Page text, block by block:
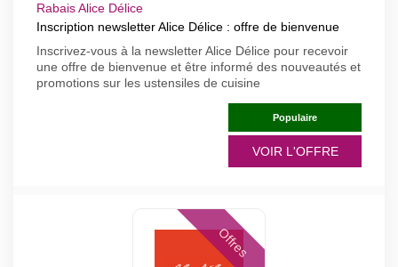
Rabais Alice Délice
Inscription newsletter Alice Délice : offre de bienvenue
Inscrivez-vous à la newsletter Alice Délice pour recevoir
une offre de bienvenue et être informé des nouveautés et
promotions sur les ustensiles de cuisine
Populaire
VOIR L'OFFRE
Offres